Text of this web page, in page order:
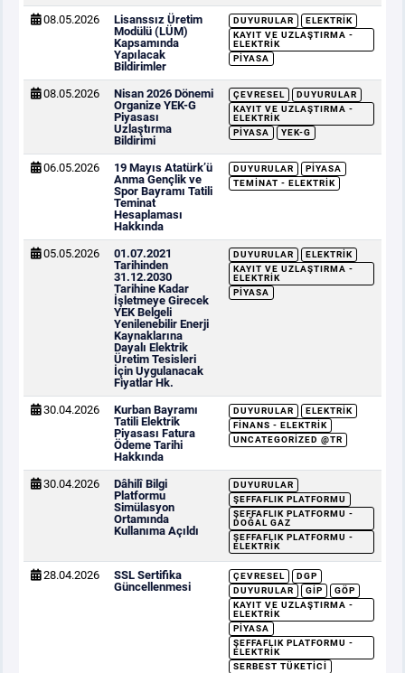
08.05.2026
Lisanssız Üretim
Modülü (LÜM)
Kapsamında
Yapılacak
Bildirimler
DUYURULAR
ELEKTRIK
KAYIT VE UZLAŞTIRMA -
ELEKTRIK
PIYASA
08.05.2026
Nisan 2026 Dönemi
Organize YEK-G
Piyasası
Uzlaştırma
Bildirimi
ÇEVRESEL
DUYURULAR
KAYIT VE UZLAŞTIRMA -
ELEKTRIK
PIYASA
YEK-G
06.05.2026
19 Mayıs Atatürk’ü
Anma Gençlik ve
Spor Bayramı Tatili
Teminat
Hesaplaması
Hakkında
DUYURULAR
PIYASA
TEMINAT - ELEKTRIK
05.05.2026
01.07.2021
Tarihinden
31.12.2030
Tarihine Kadar
İşletmeye Girecek
YEK Belgeli
Yenilenebilir Enerji
Kaynaklarına
Dayalı Elektrik
Üretim Tesisleri
İçin Uygulanacak
Fiyatlar Hk.
DUYURULAR
ELEKTRIK
KAYIT VE UZLAŞTIRMA -
ELEKTRIK
PIYASA
30.04.2026
Kurban Bayramı
Tatili Elektrik
Piyasası Fatura
Ödeme Tarihi
Hakkında
DUYURULAR
ELEKTRIK
FINANS - ELEKTRIK
UNCATEGORIZED @TR
30.04.2026
Dâhilî Bilgi
Platformu
Simülasyon
Ortamında
Kullanıma Açıldı
DUYURULAR
ŞEFFAFLIK PLATFORMU
ŞEFFAFLIK PLATFORMU -
DOĞAL GAZ
ŞEFFAFLIK PLATFORMU -
ELEKTRIK
28.04.2026
SSL Sertifika
Güncellenmesi
ÇEVRESEL
DGP
DUYURULAR
GİP
GÖP
KAYIT VE UZLAŞTIRMA -
ELEKTRIK
PIYASA
ŞEFFAFLIK PLATFORMU -
ELEKTRIK
SERBEST TÜKETICI